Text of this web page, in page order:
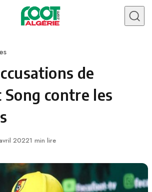
de
contre les
20221 min lire